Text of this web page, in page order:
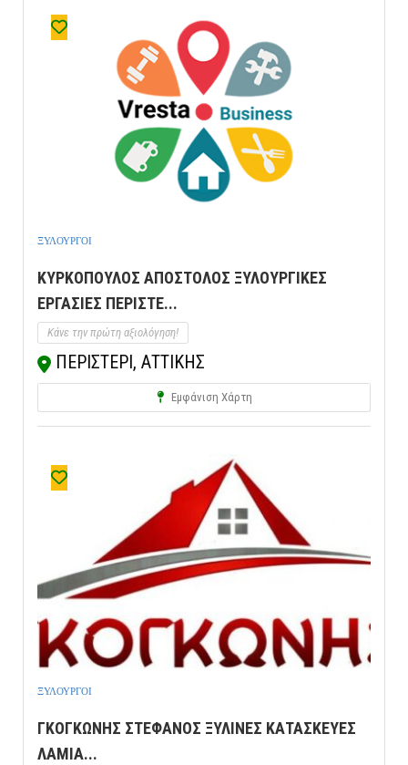
ΞΥΛΟΥΡΓΟΙ
ΚΥΡΚΟΠΟΥΛΟΣ ΑΠΟΣΤΟΛΟΣ ΞΥΛΟΥΡΓΙΚΕΣ
ΕΡΓΑΣΙΕΣ ΠΕΡΙΣΤΕ...
Κάνε την πρώτη αξιολόγηση!
ΠΕΡΙΣΤΕΡΙ, ΑΤΤΙΚΗΣ
Εμφάνιση Χάρτη
ΞΥΛΟΥΡΓΟΙ
ΓΚΟΓΚΩΝΗΣ ΣΤΕΦΑΝΟΣ ΞΥΛΙΝΕΣ ΚΑΤΑΣΚΕΥΕΣ
ΛΑΜΙΑ...